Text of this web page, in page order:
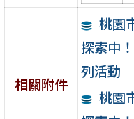
相關附件
桃園
探索中
列活動
桃園